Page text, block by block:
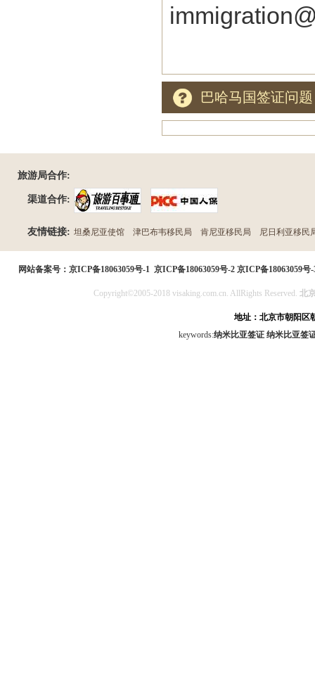
巴哈马国签证问题
旅游局合作:
渠道合作:
友情链接: 坦桑尼亚使馆 津巴布韦移民局 肯尼亚移民局 尼日利亚移民
网站备案号： 京ICP备18063059号-1 京ICP备18063059号-2 京ICP备18063059号-
Copyright©2005-2018 visaking.com.cn. AllRights Reserved. 北
地址：北京市朝阳区
keywords:纳米比亚签证 纳米比亚签